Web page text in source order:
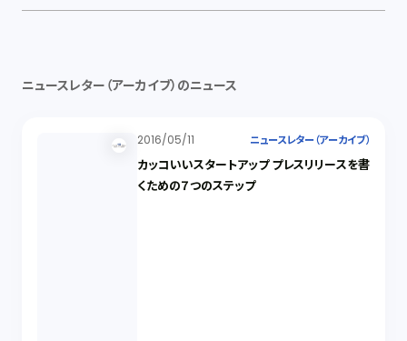
ニュースレター（アーカイブ）のニュース
2016/05/11 ニュースレター（アーカイブ）
カッコいいスタートアップ プレスリリースを書
くための７つのステップ